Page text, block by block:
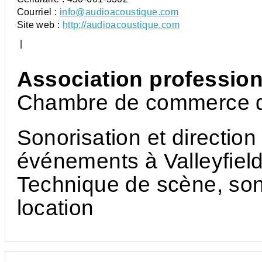
Courriel : info@audioacoustique.com
Site web : http://audioacoustique.com
Association
Chambre de commerce
Sonorisation et
événements à
Technique de scène,
location